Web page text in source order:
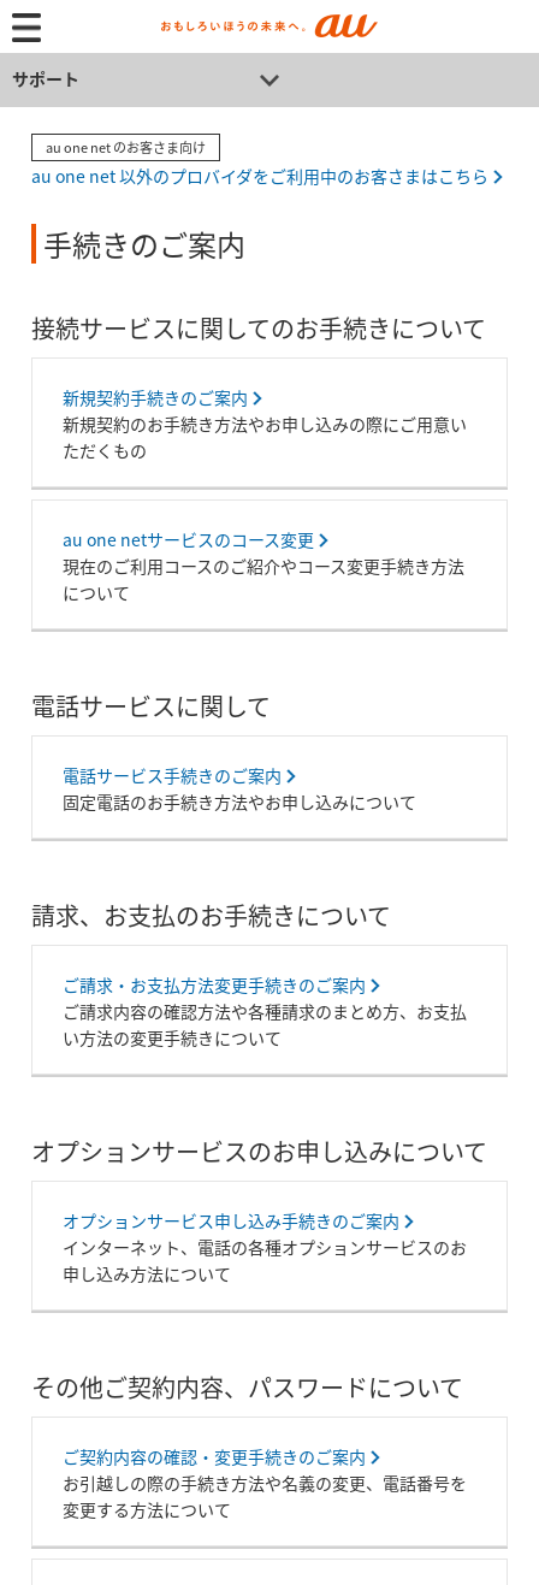
サポート
au one net のお客さま向け
au one net 以外のプロバイダをご利用中のお客さまはこちら
手続きのご案内
接続サービスに関してのお手続きについて
新規契約手続きのご案内
新規契約のお手続き方法やお申し込みの際にご用意い
ただくもの
au one netサービスのコース変更
現在のご利用コースのご紹介やコース変更手続き方法
について
電話サービスに関して
電話サービス手続きのご案内
固定電話のお手続き方法やお申し込みについて
請求、お支払のお手続きについて
ご請求・お支払方法変更手続きのご案内
ご請求内容の確認方法や各種請求のまとめ方、お支払
い方法の変更手続きについて
オプションサービスのお申し込みについて
オプションサービス申し込み手続きのご案内
インターネット、電話の各種オプションサービスのお
申し込み方法について
その他ご契約内容、パスワードについて
ご契約内容の確認・変更手続きのご案内
お引越しの際の手続き方法や名義の変更、電話番号を
変更する方法について